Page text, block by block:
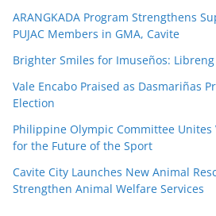
ARANGKADA Program Strengthens
PUJAC Members in GMA, Cavite
Brighter Smiles for Imuseños:
Vale Encabo Praised as Dasmariñas
Election
Philippine Olympic Committee Unites
for the Future of the Sport
Cavite City Launches New Animal
Strengthen Animal Welfare Services